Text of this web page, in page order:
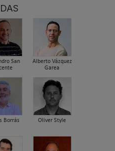
San
Alberto Vázquez
Garea
Borrás Oliver Style